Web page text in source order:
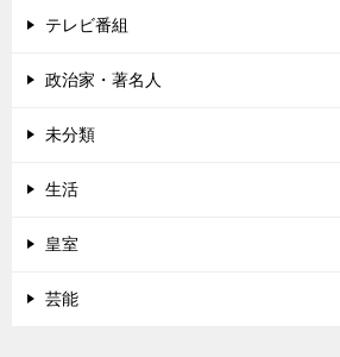
テレビ番組
政治家・著名人
未分類
生活
皇室
芸能